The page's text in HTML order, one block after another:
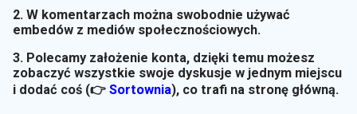
2. W komentarzach można swobodnie używać
embedów z mediów społecznościowych.
3. Polecamy założenie konta, dzięki temu możesz
zobaczyć wszystkie swoje dyskusje w jednym miejscu
i dodać coś (👉 Sortownia), co trafi na stronę główną.